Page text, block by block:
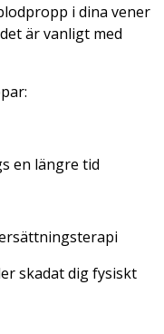
i dina vener
är vanligt med
en längre tid
skadat dig fysiskt